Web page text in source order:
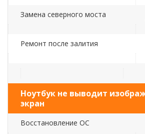
Замена северного моста
Ремонт после залития
Ноутбук не выводит
экран
Восстановление ОС